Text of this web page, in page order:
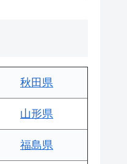
秋田県
山形県
福島県